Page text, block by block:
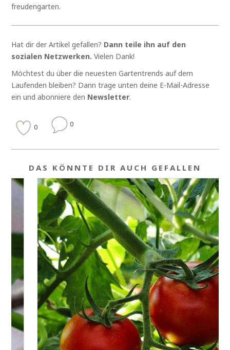
freudengarten.
Hat dir der Artikel gefallen? Dann teile ihn auf den
sozialen Netzwerken.Vielen Dank!
Möchtest du über die neuesten Gartentrends auf dem
Laufenden bleiben? Dann trage unten deine E-Mail-Adresse
ein und abonniere den Newsletter.
0 0
DAS KÖNNTE DIR AUCH GEFALLEN